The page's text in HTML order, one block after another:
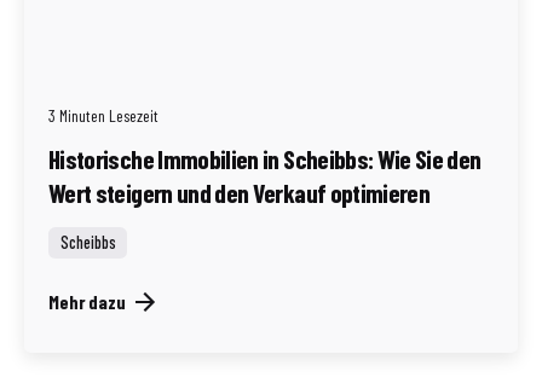
3 Minuten Lesezeit
Historische Immobilien in Scheibbs: Wie Sie den
Wert steigern und den Verkauf optimieren
Scheibbs
Mehr dazu